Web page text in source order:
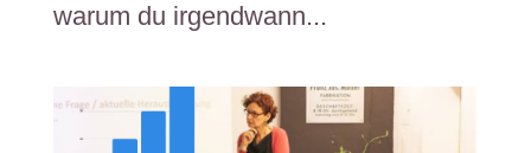
warum du irgendwann...